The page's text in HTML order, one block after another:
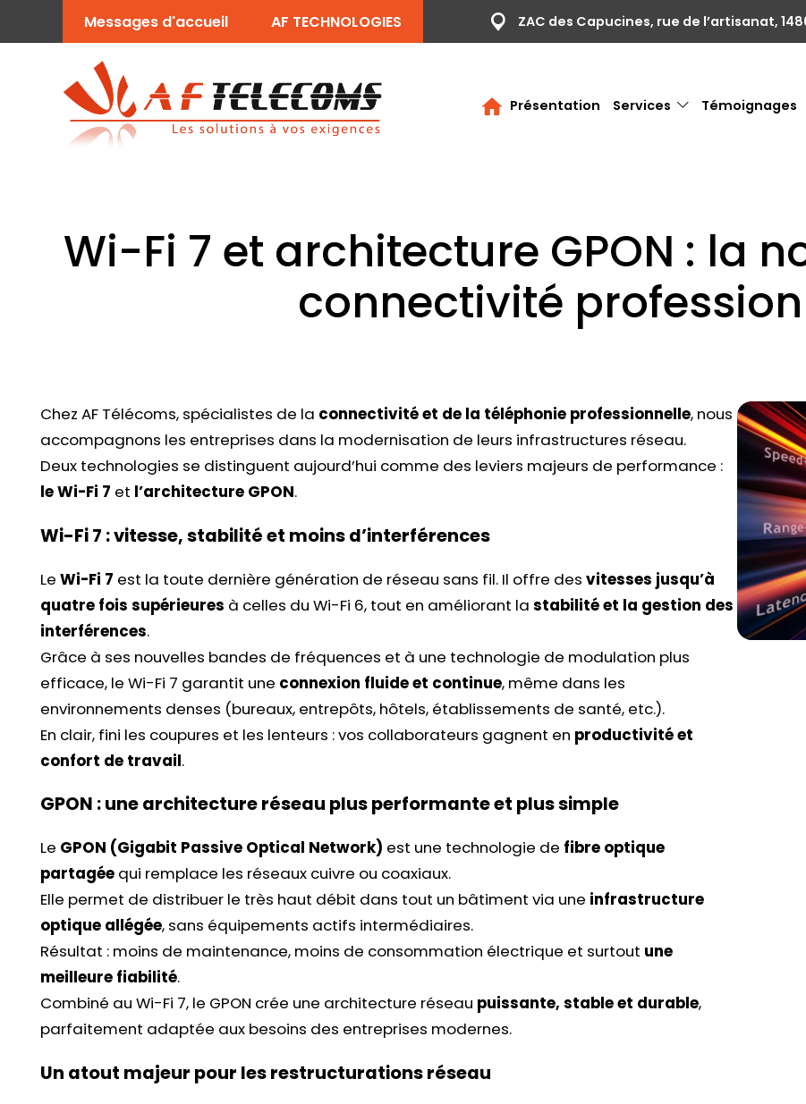
Messages d'accueil AF TECHNOLOGIES ZAC des Capucines, rue de l’artisanat,
Présentation Services Témoignages
Wi-Fi 7 et architecture GPON : la
connectivité
Chez AF Télécoms, spécialistes de la connectivité et de la téléphonie professionnelle, nous
accompagnons les entreprises dans la modernisation de leurs infrastructures réseau.
Deux technologies se distinguent aujourd’hui comme des leviers majeurs de performance :
le Wi-Fi 7 et l’architecture GPON.
Wi-Fi 7 : vitesse, stabilité et moins d’interférences
LeWi-Fi 7 est la toute dernière génération de réseau sans fil. Il offre desvitesses jusqu’à
quatre fois supérieures à celles du Wi-Fi 6, tout en améliorant lastabilité et la gestion des
interférences.
Grâce à ses nouvelles bandes de fréquences et à une technologie de modulation plus
efficace, le Wi-Fi 7 garantit une connexion fluide et continue, même dans les
environnements denses (bureaux, entrepôts, hôtels, établissements de santé, etc.).
En clair, fini les coupures et les lenteurs : vos collaborateurs gagnent en productivité et
confort de travail.
GPON : une architecture réseau plus performante et plus simple
Le GPON (Gigabit Passive Optical Network) est une technologie de fibre optique
partagée qui remplace les réseaux cuivre ou coaxiaux.
Elle permet de distribuer le très haut débit dans tout un bâtiment via une infrastructure
optique allégée, sans équipements actifs intermédiaires.
Résultat : moins de maintenance, moins de consommation électrique et surtout une
meilleure fiabilité.
Combiné au Wi-Fi 7, le GPON crée une architecture réseau puissante, stable et durable,
parfaitement adaptée aux besoins des entreprises modernes.
Un atout majeur pour les restructurations réseau